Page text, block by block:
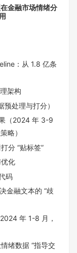
金融市场情绪分
：从 1.8 亿条
架构
预处理与打分）
（2024 年 3-9
略）
分 “贴标签”
化
码
金融文本的 “歧
年 1-8 月，
绪数据 “指导交